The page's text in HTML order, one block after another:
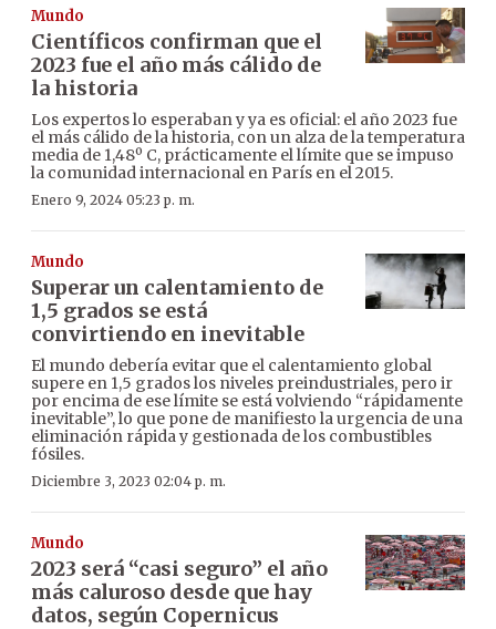
Mundo
Científicos confirman que el
2023 fue el año más cálido de
la historia
Los expertos lo esperaban y ya es oficial: el año 2023 fue
el más cálido de la historia, con un alza de la temperatura
media de 1,48º C, prácticamente el límite que se impuso
la comunidad internacional en París en el 2015.
Enero 9, 2024 05:23 p. m.
Mundo
Superar un calentamiento de
1,5 grados se está
convirtiendo en inevitable
El mundo debería evitar que el calentamiento global
supere en 1,5 grados los niveles preindustriales, pero ir
por encima de ese límite se está volviendo “rápidamente
inevitable”, lo que pone de manifiesto la urgencia de una
eliminación rápida y gestionada de los combustibles
fósiles.
Diciembre 3, 2023 02:04 p. m.
Mundo
2023 será “casi seguro” el año
más caluroso desde que hay
datos, según Copernicus